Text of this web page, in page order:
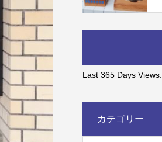
Last 365 Days Views:
カテゴリー